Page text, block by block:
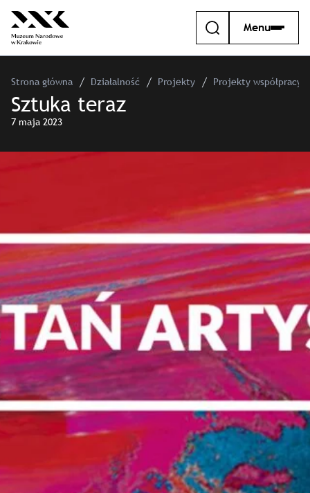
Menu
Strona główna Działalność Projekty Projekty współpracy
Sztuka teraz
7 maja 2023